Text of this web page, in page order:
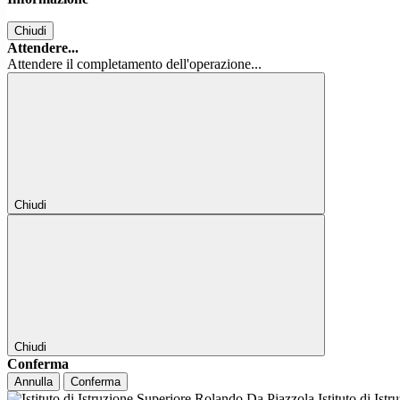
Chiudi
Attendere...
Attendere il completamento dell'operazione...
Chiudi
Chiudi
Conferma
Annulla Conferma